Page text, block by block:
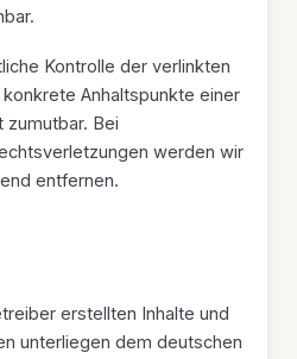
Kontrolle der verlinkten
Anhaltspunkte einer
zumutbar. Bei
werden wir
entfernen.
erstellten Inhalte und
unterliegen dem deutschen